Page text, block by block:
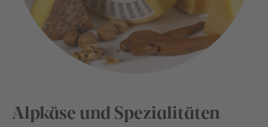
Alpkäse und Spezialitäten